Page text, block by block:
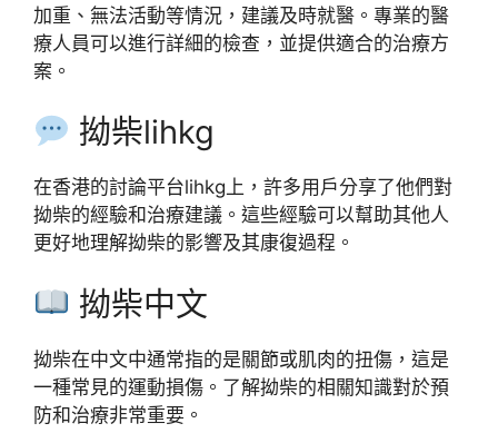
加重、無法活動等情況，建議及時就醫。專業的醫
療人員可以進行詳細的檢查，並提供適合的治療方
案。
拗柴lihkg
在香港的討論平台lihkg上，許多用戶分享了他們對
拗柴的經驗和治療建議。這些經驗可以幫助其他人
更好地理解拗柴的影響及其康復過程。
拗柴中文
拗柴在中文中通常指的是關節或肌肉的扭傷，這是
一種常見的運動損傷。了解拗柴的相關知識對於預
防和治療非常重要。